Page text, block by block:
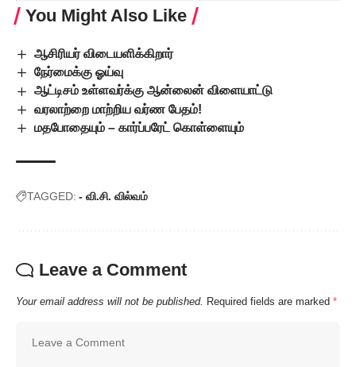
You Might Also Like
ஆசிரியர் விடையளிக்கிறார்
நேர்மைக்கு ஓய்வு
ஆட்டிசம் உள்ளவர்க்கு ஆன்லைன் விளையாட்டு
வரலாற்றை மாற்றிய வர்ண பேதம்!
மதபோதையும் – கார்ப்பரேட் கொள்ளையும்
TAGGED: - வி.சி. வில்வம்
Leave a Comment
Your email address will not be published. Required fields are marked *